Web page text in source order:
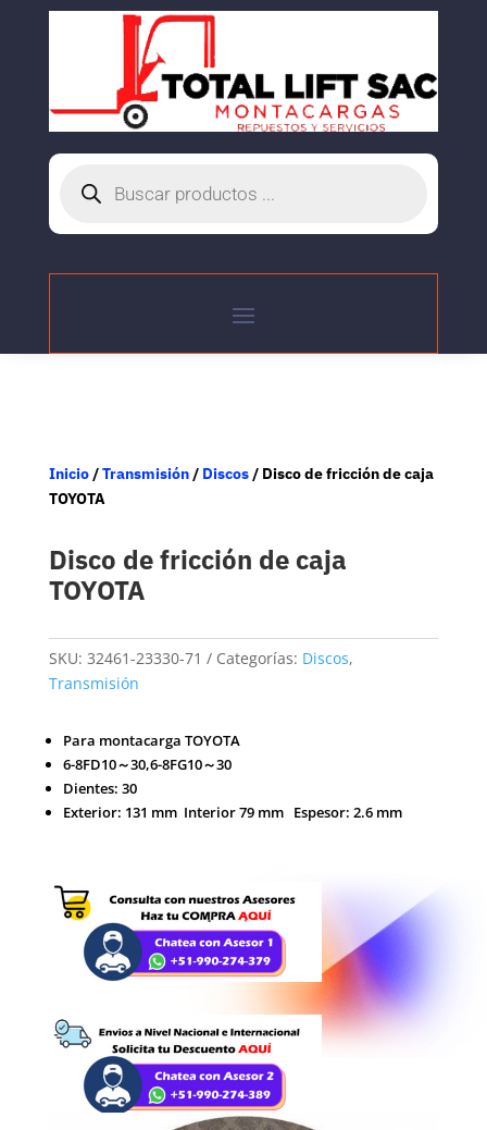
productos
Inicio/Transmisión/ Discos/ Disco de fricción de caja
TOYOTA
Disco de fricción de caja
TOYOTA
SKU: 32461-23330-71 Categorías: Discos,
Transmisión
Para montacarga TOYOTA
6-8FD10～30,6-8FG10～30
Dientes: 30
Exterior: 131 mm Interior 79 mm Espesor: 2.6 mm